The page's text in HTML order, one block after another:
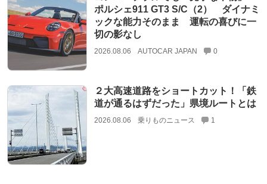
ポルシェ911 GT3 S/C（2） ダイナミ
ックな能力そのまま 運転の喜びに一
切の影なし
2026.08.06 AUTOCAR JAPAN 0
２大高速道路をショートカット！「鉄
道が通るはずだった」県境ルートとは
2026.08.06 乗りものニュース 1